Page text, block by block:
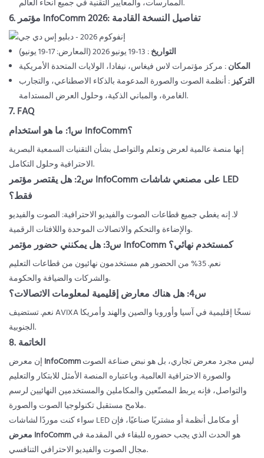
الممارسات، والمعايير التقنية في جميع أنحاء العالم.
6. مؤتمر InfoComm 2026: تفاصيل النسخة القادمة
التواريخ: 13-19 يونيو 2026 (المعارض: 17-19 يونيو)
المكان: مركز مؤتمرات لاس فيغاس، نيفادا، الولايات المتحدة الأمريكية
التركيز: أنظمة الصوت والصورة المدعومة بالذكاء الاصطناعي، والتجارب
الغامرة، والمباني الذكية، وحلول العرض المستدامة.
7. FAQ
س1: ما هو استخدام InfoComm؟
إنها منصة عالمية لعرض وتعلم والتواصل بشأن التقنيات السمعية البصرية
الاحترافية وحلول التكامل.
س2: هل يقتصر مؤتمر InfoComm على مصنعي شاشات LED
فقط؟
لا. إنه يغطي جميع قطاعات الصوت والفيديو الاحترافية: الصوت والفيديو
والإضاءة والتحكم والاتصالات الموحدة واللافتات الرقمية.
س3: هل يمكنني حضور مؤتمر InfoComm كمستخدم نهائي؟
نعم. 35% من الحضور هم مستخدمون نهائيون من قطاعات التعليم
والشركات والضيافة والحكومة.
س4: هل هناك معارض إقليمية لمعلومات الاتصالات؟
نعم. تستضيف AVIXA نسخًا إقليمية في آسيا وأوروبا والصين والهند وأمريكا
الجنوبية.
8. الخاتمة
InfoComm
والصورة الاحترافية العالمية. وباعتباره المنصة الأمثل للابتكار والتعليم
والتواصل، فإنه يربط المصنّعين والمكاملين والمستخدمين النهائيين لرسم
ملامح مستقبل تكنولوجيا الصوت والصورة.
سواء كنت موردًا لشاشات LED أو مكامل أنظمة أو مشتريًا صناعيًا، فإن
معرض InfoComm
مجال الصوت والفيديو الاحترافي التنافسي.